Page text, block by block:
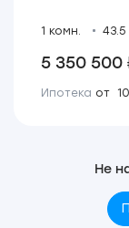
1 комн. 43.5
5 350 500
Ипотека от
Не